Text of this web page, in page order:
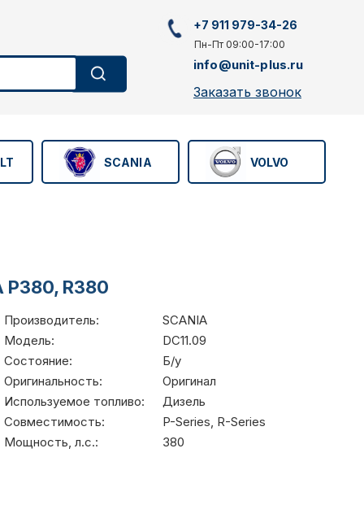
+7 911 979-34-26
Пн-Пт 09:00-17:00
info@unit-plus.ru
Заказать звонок
SCANIA VOLVO
P380, R380
Производитель:
SCANIA
Модель:
DC11.09
Состояние:
Б/у
Оригинальность:
Оригинал
Используемое топливо:
Дизель
Совместимость:
P-Series, R-Series
Мощность, л.с.:
380